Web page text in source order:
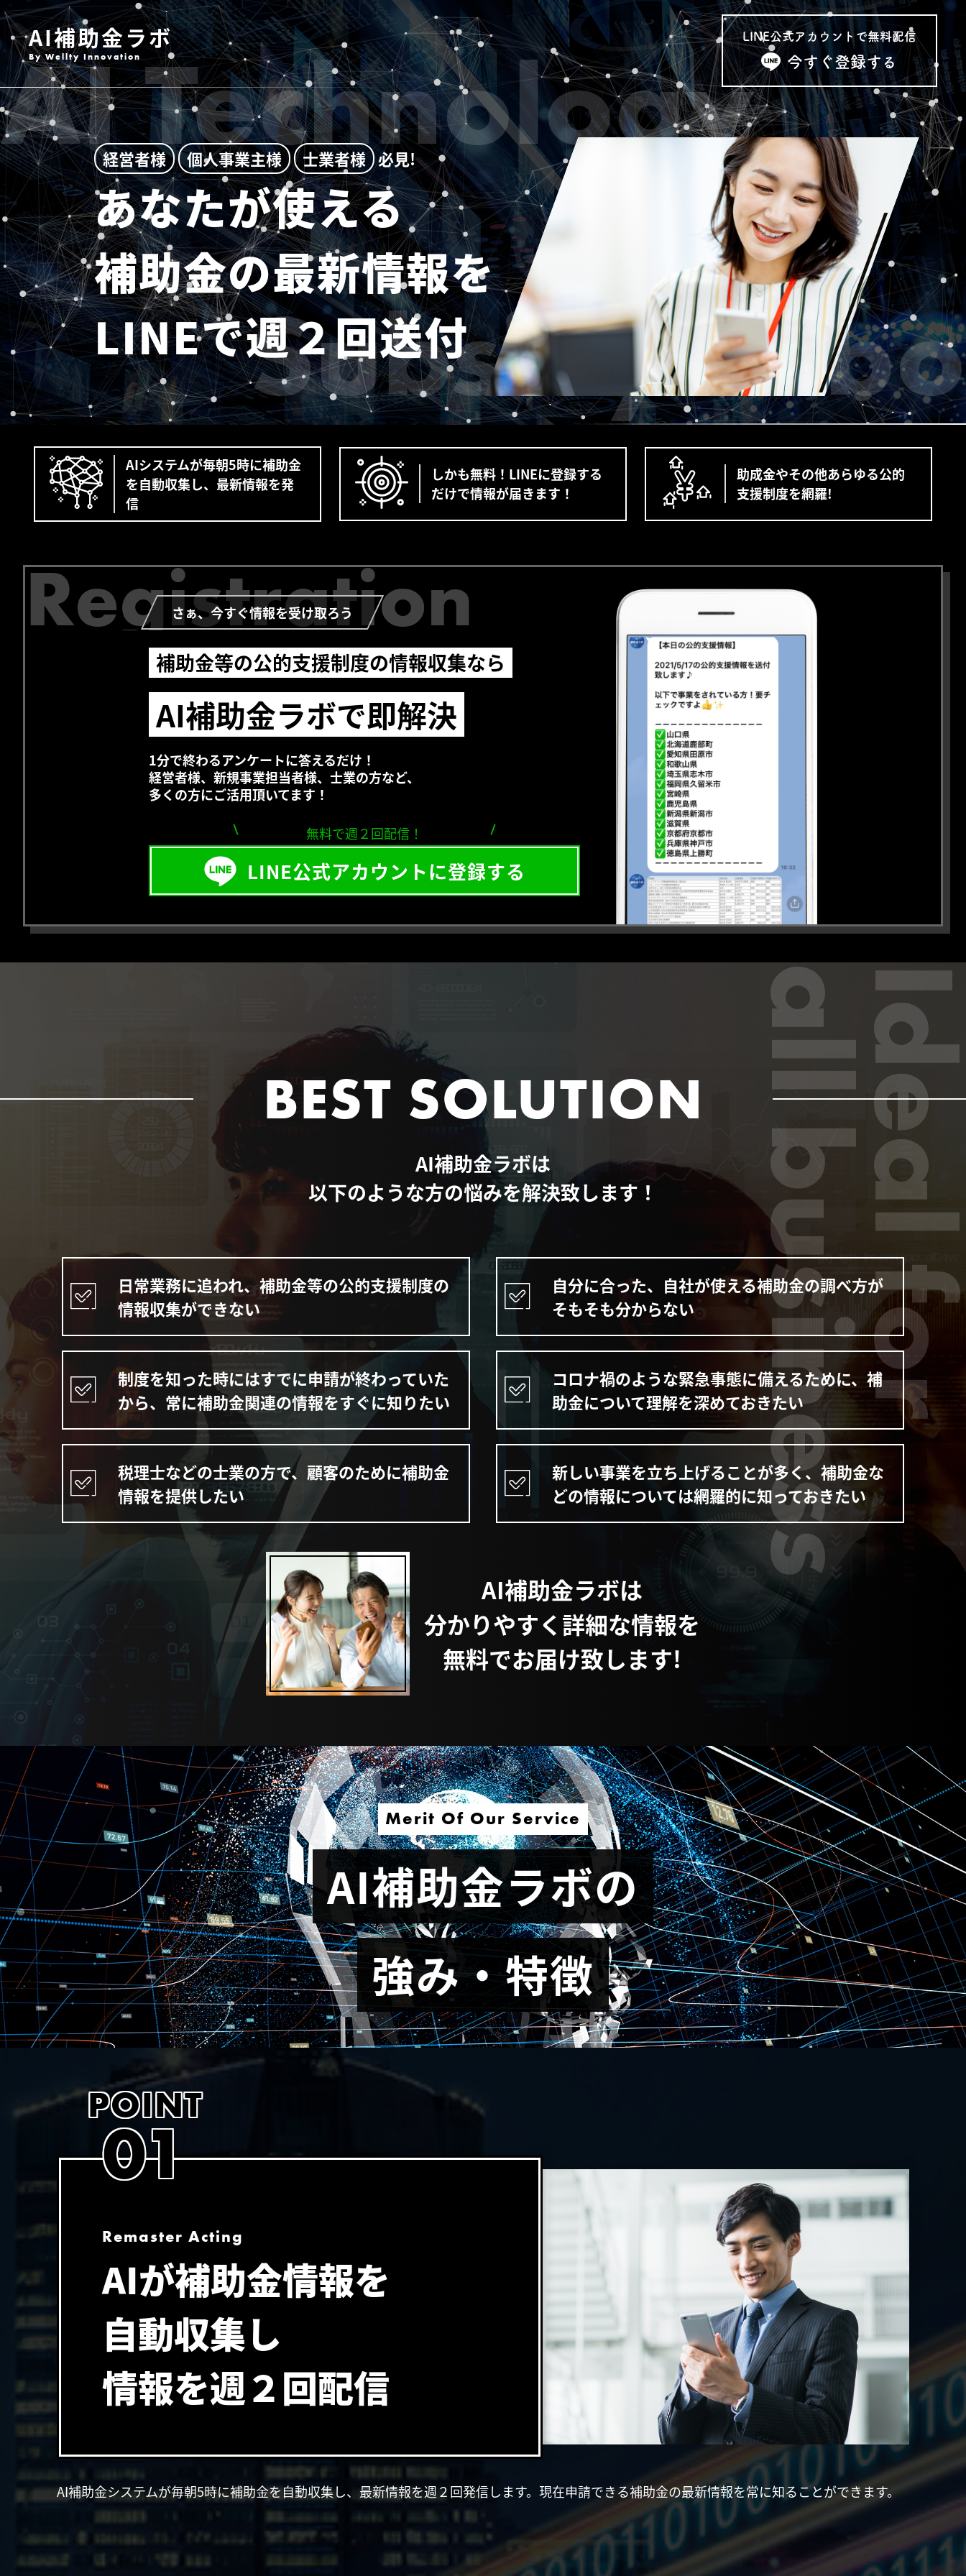
AI Technology
SubsidyLabo
AI補助金ラボ
By Wellty Innovation
LINE公式アカウントで無料配信
今すぐ登録する
経営者様 個人事業主様 士業者様 必見!
あなたが使える
補助金の最新情報を
LINEで週２回送付
AIシステムが毎朝5時に補助金
を自動収集し、最新情報を発
信
しかも無料！LINEに登録する
だけで情報が届きます！
助成金やその他あらゆる公的
支援制度を網羅!
Registration
さぁ、今すぐ情報を受け取ろう
補助金等の公的支援制度の情報収集なら
AI補助金ラボで即解決
1分で終わるアンケートに答えるだけ！
経営者様、新規事業担当者様、士業の方など、
多くの方にご活用頂いてます！
無料で週２回配信！
LINE公式アカウントに登録する
all business
BEST SOLUTION
AI補助金ラボは
以下のような方の悩みを解決致します！
日常業務に追われ、補助金等の公的支援制度の
情報収集ができない
自分に合った、自社が使える補助金の調べ方が
そもそも分からない
制度を知った時にはすでに申請が終わっていた
から、常に補助金関連の情報をすぐに知りたい
コロナ禍のような緊急事態に備えるために、補
助金について理解を深めておきたい
税理士などの士業の方で、顧客のために補助金
情報を提供したい
新しい事業を立ち上げることが多く、補助金な
どの情報については網羅的に知っておきたい
AI補助金ラボは
分かりやすく詳細な情報を
無料でお届け致します!
Merit Of Our Service
AI補助金ラボの
強み・特徴
POINT
01
Remaster Acting
AIが補助金情報を
自動収集し
情報を週２回配信
AI補助金システムが毎朝5時に補助金を自動収集し、最新情報を週２回発信します。現在申請できる補助金の最新情報を常に知ることができます。